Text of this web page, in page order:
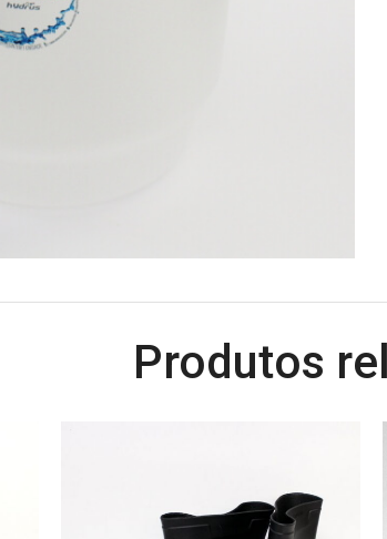
Produtos